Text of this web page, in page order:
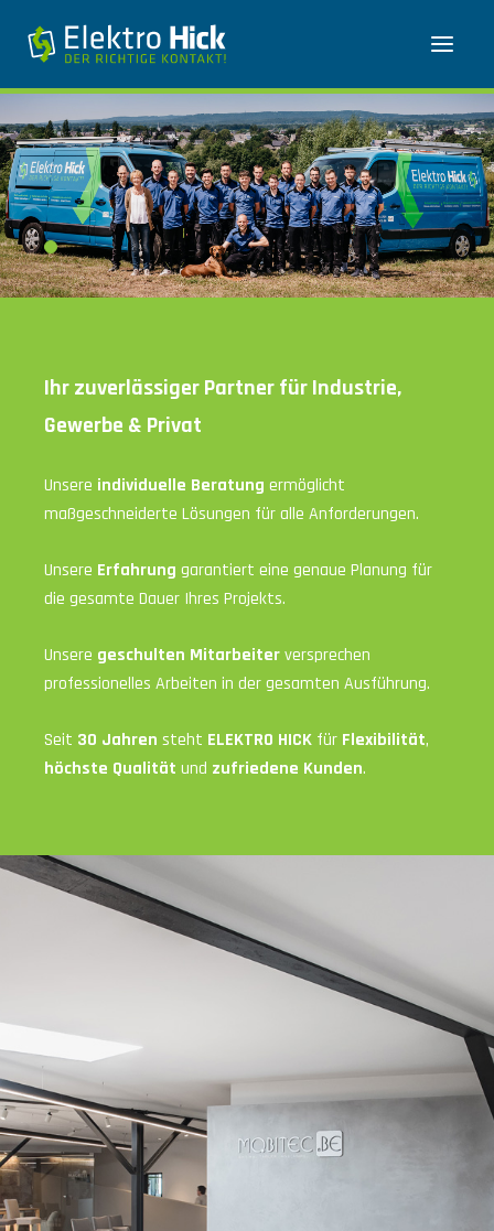
Ihr zuverlässiger Partner für Industrie, Gewerbe & Privat
Ihr zuverlässiger Partner für Industrie,
Gewerbe & Privat
Unsere individuelle Beratung ermöglicht
maßgeschneiderte Lösungen für alle Anforderungen.
Unsere Erfahrung garantiert eine genaue Planung für
die gesamte Dauer Ihres Projekts.
Unsere geschulten Mitarbeiterversprechen
professionelles Arbeiten in der gesamten Ausführung.
Seit 30 Jahren steht ELEKTRO HICK für Flexibilität,
höchste Qualität und zufriedene Kunden.